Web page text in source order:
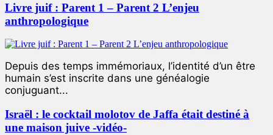
Livre juif : Parent 1 – Parent 2 L’enjeu
anthropologique
Depuis des temps immémoriaux, l’identité d’un être
humain s’est inscrite dans une généalogie
conjuguant...
Israël : le cocktail molotov de Jaffa était destiné à
une maison juive -vidéo-